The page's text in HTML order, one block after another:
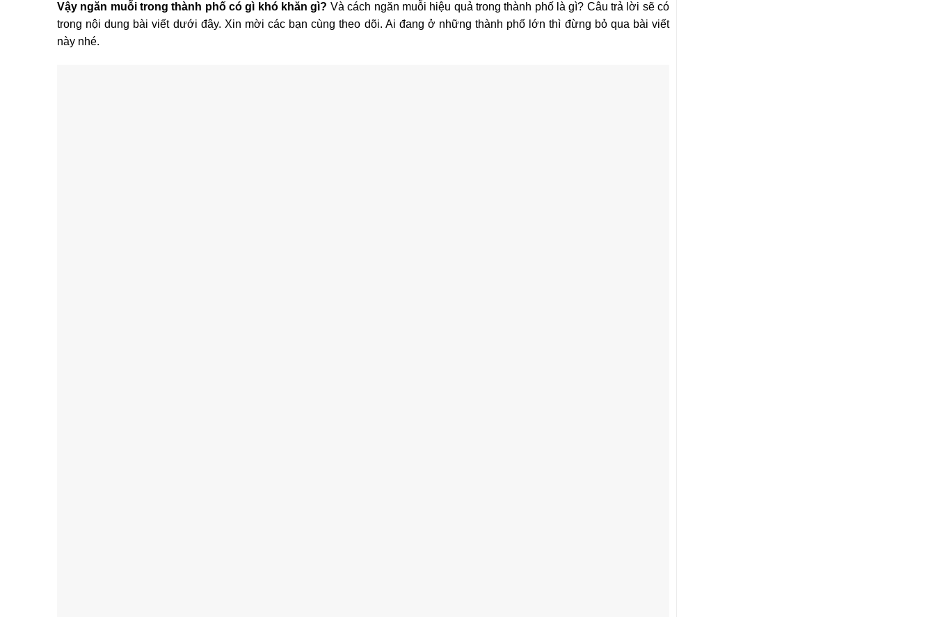
Vậy ngăn muỗi trong thành phố có gì khó khăn gì? Và cách ngăn muỗi hiệu quả trong thành phố là gì? Câu trả lời sẽ có
trong nội dung bài viết dưới đây. Xin mời các bạn cùng theo dõi. Ai đang ở những thành phố lớn thì đừng bỏ qua bài viết
này nhé.